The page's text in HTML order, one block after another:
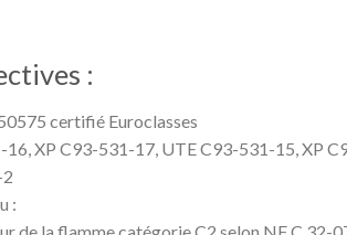
:
certifié Euroclasses
16, XP C93-531-17, UTE C93-531-15, XP
: